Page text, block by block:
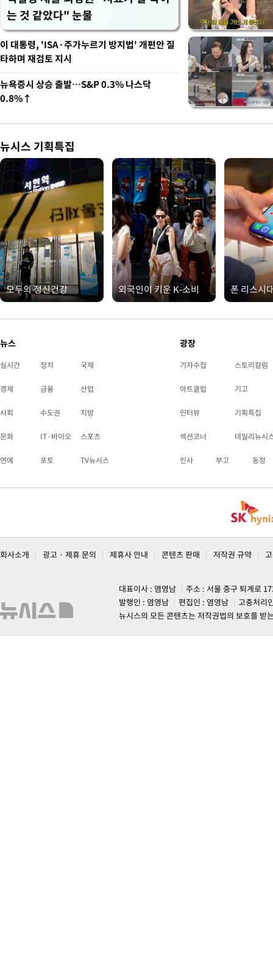
는 것 같았다" 눈물
이 대통령, 'ISA·주가누르기 방지법' 개편안 질
타하며 재검토 지시
뉴욕증시 상승 출발…S&P 0.3% 나스닥
0.8%↑
뉴시스 기획특집
모두의 정신건강 외국인이 키운 K-소비 폰 리스시
뉴스
실시간 정치 국제
경제 금융 산업
사회 수도권 지방
문화 IT·바이오 스포츠
연예 포토 TV뉴시스
광장
기자수첩 스토리칼럼
아트클럽 기고
인터뷰 기획특집
섹션코너 데일리뉴시
인사 부고 동정
회사소개 광고 · 제휴 문의 제휴사 안내 콘텐츠 판매 저작권 규약
대표이사 : 염영남
주소 : 서울 중구 퇴계로
발행인 : 염영남
편집인 : 염영남
고충처리
뉴시스의 모든 콘텐츠는 저작권법의 보호를